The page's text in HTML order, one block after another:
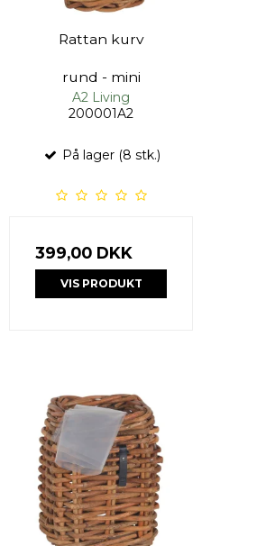
Rattan kurv
rund - mini
A2 Living
200001A2
På lager (8 stk.)
399,00 DKK
VIS PRODUKT